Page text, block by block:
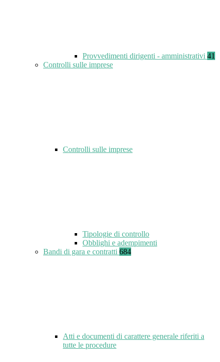
Provvedimenti dirigenti - amministrativi 41
Controlli sulle imprese
Controlli sulle imprese
Tipologie di controllo
Obblighi e adempimenti
Bandi di gara e contratti 684
Atti e documenti di carattere generale riferiti a
tutte le procedure